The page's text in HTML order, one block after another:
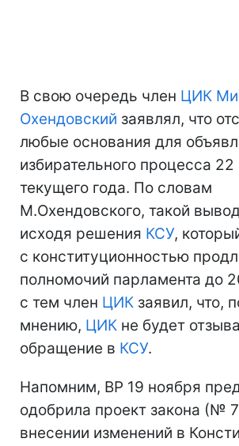
В свою очередь член ЦИК
Охендовский заявлял, что
любые основания для
избирательного процесса 22
текущего года. По словам
М.Охендовского, такой
исходя решения КСУ,
с конституционностью
полномочий парламента до
с тем член ЦИК заявил, что,
мнению, ЦИК не будет
обращение в КСУ.
Напомним, ВР 19 ноября
одобрила проект закона (№
внесении изменений в